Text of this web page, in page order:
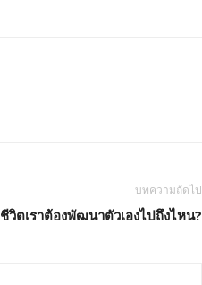
บทความถัดไป
ชีวิตเราต้องพัฒนาตัวเองไปถึงไหน?